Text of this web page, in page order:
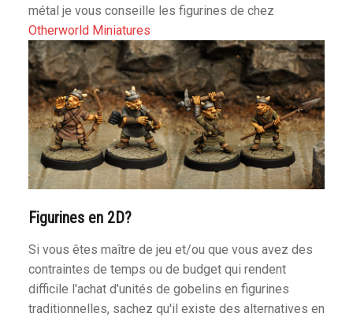
Deep
métal je vous conseille les figurines de chez
Otherworld Miniatures
Figurines en 2D?
Si vous êtes maître de jeu et/ou que vous avez des
contraintes de temps ou de budget qui rendent
difficile l'achat d'unités de gobelins en figurines
traditionnelles, sachez qu'il existe des alternatives en